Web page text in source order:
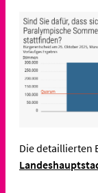
Die detaillierten